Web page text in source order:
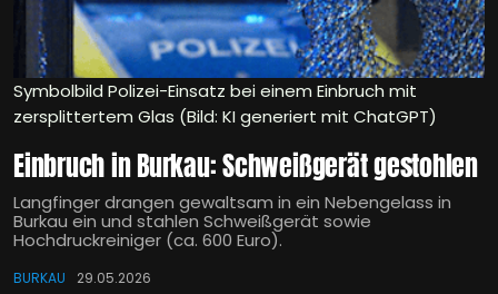
Symbolbild Polizei-Einsatz bei einem Einbruch mit
zersplittertem Glas (Bild: KI generiert mit ChatGPT)
Einbruch in Burkau: Schweißgerät gestohlen
Langfinger drangen gewaltsam in ein Nebengelass in
Burkau ein und stahlen Schweißgerät sowie
Hochdruckreiniger (ca. 600 Euro).
BURKAU 29.05.2026